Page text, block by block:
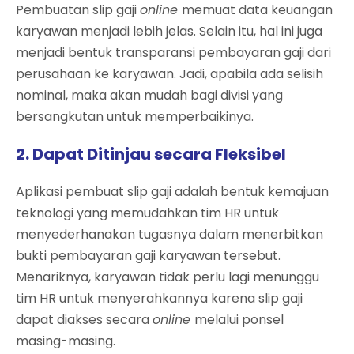
Pembuatan slip gajionline memuat data keuangan
karyawan menjadi lebih jelas. Selain itu, hal ini juga
menjadi bentuk transparansi pembayaran gaji dari
perusahaan ke karyawan. Jadi, apabila ada selisih
nominal, maka akan mudah bagi divisi yang
bersangkutan untuk memperbaikinya.
2. Dapat Ditinjau secara Fleksibel
Aplikasi pembuat slip gaji adalah bentuk kemajuan
teknologi yang memudahkan tim HR untuk
menyederhanakan tugasnya dalam menerbitkan
bukti pembayaran gaji karyawan tersebut.
Menariknya, karyawan tidak perlu lagi menunggu
tim HR untuk menyerahkannya karena slip gaji
dapat diakses secaraonline melalui ponsel
masing-masing.